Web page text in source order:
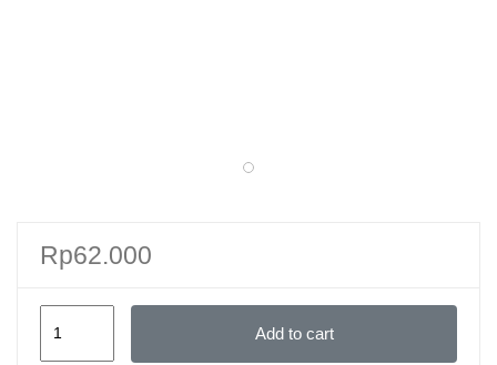
Rp62.000
Add to cart